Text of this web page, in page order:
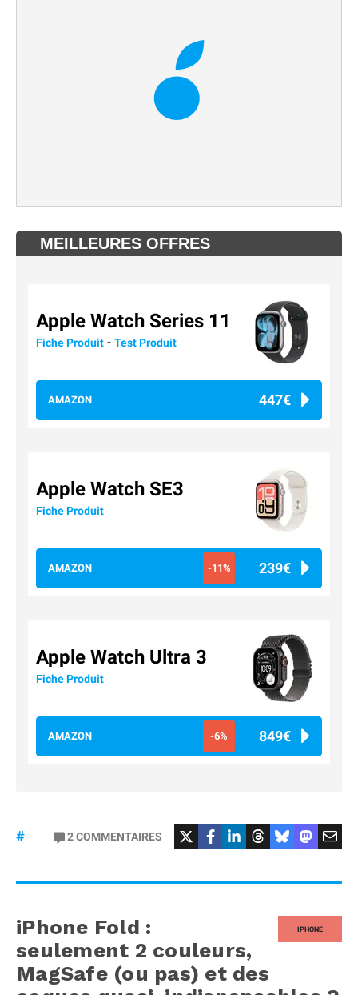
MEILLEURES OFFRES
Apple Watch Series 11
Fiche Produit - Test Produit
AMAZON 447€
Apple Watch SE3
Fiche Produit
AMAZON -11% 239€
Apple Watch Ultra 3
Fiche Produit
AMAZON -6% 849€
#AppleWatch #AppleWatchSeries12 #Céramique
2COMMENTAIRES
IPHONE
iPhone Fold :
seulement 2 couleurs,
MagSafe (ou pas) et des